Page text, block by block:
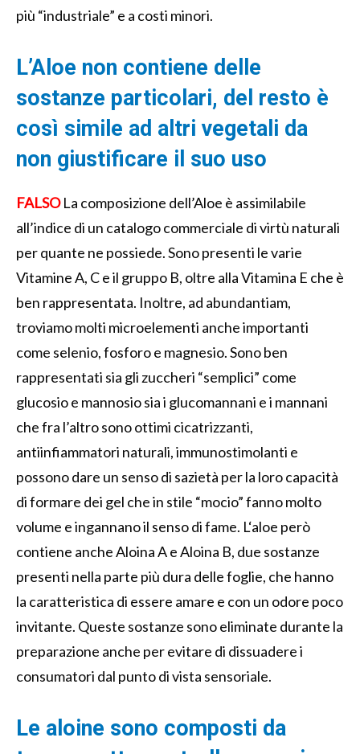
più “industriale” e a costi minori.
L’Aloe non contiene delle
sostanze particolari, del resto è
così simile ad altri vegetali da
non giustificare il suo uso
FALSOLa composizione dell’Aloe è assimilabile
all’indice di un catalogo commerciale di virtù naturali
per quante ne possiede. Sono presenti le varie
Vitamine A, C e il gruppo B, oltre alla Vitamina E che è
ben rappresentata. Inoltre, ad abundantiam,
troviamo molti microelementi anche importanti
come selenio, fosforo e magnesio. Sono ben
rappresentati sia gli zuccheri “semplici” come
glucosio e mannosio sia i glucomannani e i mannani
che fra l’altro sono ottimi cicatrizzanti,
antiinfiammatori naturali, immunostimolanti e
possono dare un senso di sazietà per la loro capacità
di formare dei gel che in stile “mocio” fanno molto
volume e ingannano il senso di fame. L‘aloe però
contiene anche Aloina A e Aloina B, due sostanze
presenti nella parte più dura delle foglie, che hanno
la caratteristica di essere amare e con un odore poco
invitante. Queste sostanze sono eliminate durante la
preparazione anche per evitare di dissuadere i
consumatori dal punto di vista sensoriale.
Le aloine sono composti da